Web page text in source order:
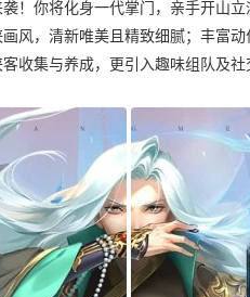
袭！你将化身一代掌门，亲手开山
风，清新唯美且精致细腻；丰富
收集与养成，更引入趣味组队及